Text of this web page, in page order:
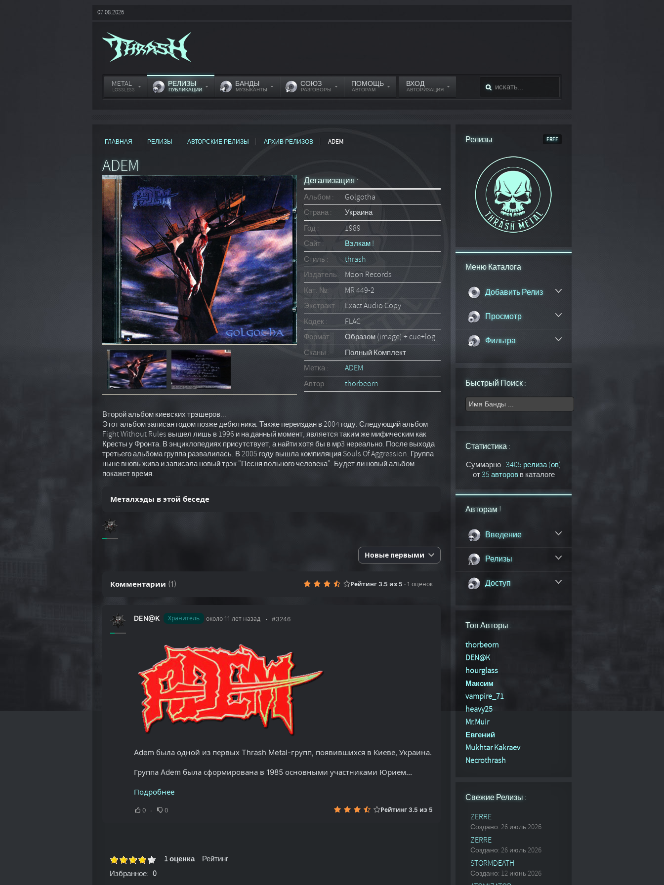
07.08.2026
METAL
LOSSLESS
РЕЛИЗЫ
ПУБЛИКАЦИИ
БАНДЫ
МУЗЫКАНТЫ
СОЮЗ
РАЗГОВОРЫ
ПОМОЩЬ
АВТОРАМ
ВХОД
АВТОРИЗАЦИЯ
ГЛАВНАЯ РЕЛИЗЫ АВТОРСКИЕ РЕЛИЗЫ АРХИВ РЕЛИЗОВ ADEM
ADEM
Детализация :
Альбом :
Golgotha
Страна :
Украина
Год :
1989
Сайт :
Вэлкам !
Стиль :
thrash
Издатель:
Moon Records
Кат. №:
MR 449-2
Экстракт:
Exact Audio Copy
Кодек :
FLAC
Формат :
Образом (image) + cue+log
Сканы :
Полный Комплект
Метка :
ADEM
Автор :
thorbeorn
Второй альбом киевских трэшеров...
Этот альбом записан годом позже дебютника. Также переиздан в 2004 году. Следующий альбом
Fight Without Rules вышел лишь в 1996 и на данный момент, является таким же мифическим как
Кресты у Фронта. В энциклопедиях присутствует, а найти хотя бы в мр3 нереально. После выхода
третьего альбома группа развалилась. В 2005 году вышла компиляция Souls Of Aggression. Группа
ныне вновь жива и записала новый трэк "Песня вольного человека". Будет ли новый альбом
покажет время.
Металхэды в этой беседе
Новые первыми
Комментарии (1) Рейтинг 3.5 из 5 · 1 оценок
DEN@K Хранитель около 11 лет назад #3246
Adem была одной из первых Thrash Metal-групп, появившихся в Киеве, Украина. Они были пионерами стиля в Украине, а ранее в СССР, в
Группа Adem была сформирована в 1985 основными участниками Юрием...
Подробнее
0 0 Рейтинг 3.5 из 5
Рейтинг
1 оценка
Избранное: 0
Релизы
Меню Каталога
Добавить Релиз
Просмотр
Фильтра
Быстрый Поиск :
Статистика :
Суммарно : 3405 релиза (ов)
от35 авторовв каталоге
Авторам !
Введение
Релизы
Доступ
Топ Авторы :
thorbeorn
DEN@K
hourglass
Максим
vampire_71
heavy25
Mr.Muir
Евгений
Mukhtar Kakraev
Necrothrash
Свежие Релизы :
ZERRE
Создано: 26 июль 2026
ZERRE
Создано: 26 июль 2026
STORMDEATH
Создано: 12 июнь 2026